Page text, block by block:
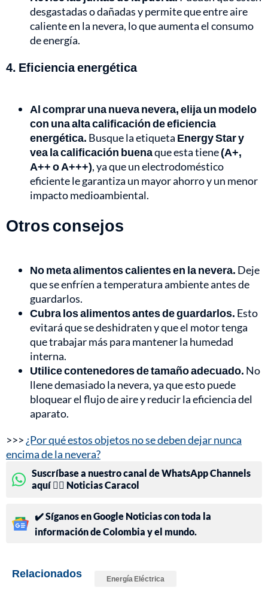
desgastadas o dañadas y permite que entre aire
caliente en la nevera, lo que aumenta el consumo
de energía.
4. Eficiencia energética
Al comprar una nueva nevera, elija un modelo
con una alta calificación de eficiencia
energética. Busque la etiqueta Energy Star y
vea la calificación buenaque esta tiene(A+,
A++ o A+++), ya que un electrodoméstico
eficiente le garantiza un mayor ahorro y un menor
impacto medioambiental.
Otros consejos
No meta alimentos calientes en la nevera. Deje
que se enfríen a temperatura ambiente antes de
guardarlos.
Cubra los alimentos antes de guardarlos. Esto
evitará que se deshidraten y que el motor tenga
que trabajar más para mantener la humedad
interna.
Utilice contenedores de tamaño adecuado. No
llene demasiado la nevera, ya que esto puede
bloquear el flujo de aire y reducir la eficiencia del
aparato.
>>> ¿Por qué estos objetos no se deben dejar nunca
encima de la nevera?
Suscríbase a nuestro canal de WhatsApp Channels
aquí 👉🏻 Noticias Caracol
✔️ Síganos en Google Noticias con toda la
información de Colombia y el mundo.
Relacionados Energía Eléctrica